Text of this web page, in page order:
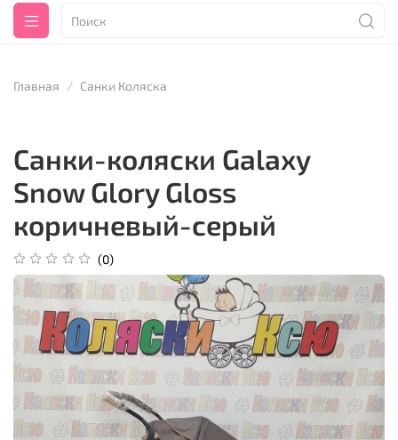
Главная Санки Коляска
Санки-коляски Galaxy
Snow Glory Gloss
коричневый-серый
(0)